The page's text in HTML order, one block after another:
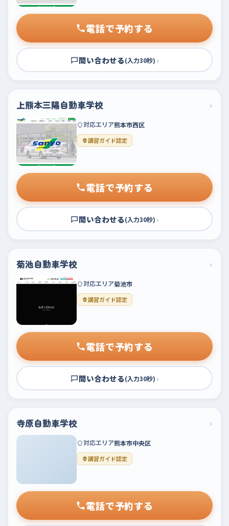
電話で予約する
問い合わせる(入力30秒) ›
上熊本三陽自動車学校 ›
対応エリア熊本市西区
講習ガイド認定
電話で予約する
問い合わせる(入力30秒) ›
菊池自動車学校 ›
対応エリア菊池市
講習ガイド認定
電話で予約する
問い合わせる(入力30秒) ›
寺原自動車学校 ›
対応エリア熊本市中央区
講習ガイド認定
電話で予約する